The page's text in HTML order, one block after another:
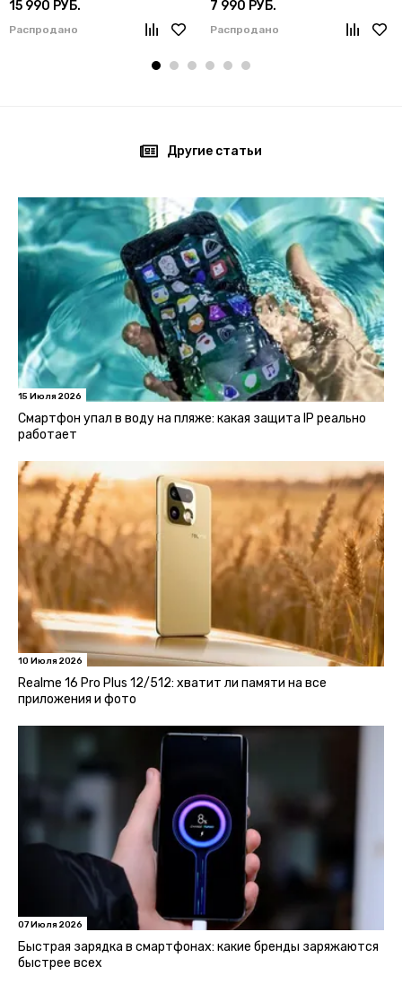
15 990 РУБ.
Распродано
7 990 РУБ.
Распродано
Другие статьи
15 Июля 2026
Смартфон упал в воду на пляже: какая защита IP реально
работает
10 Июля 2026
Realme 16 Pro Plus 12/512: хватит ли памяти на все
приложения и фото
07 Июля 2026
Быстрая зарядка в смартфонах: какие бренды заряжаются
быстрее всех